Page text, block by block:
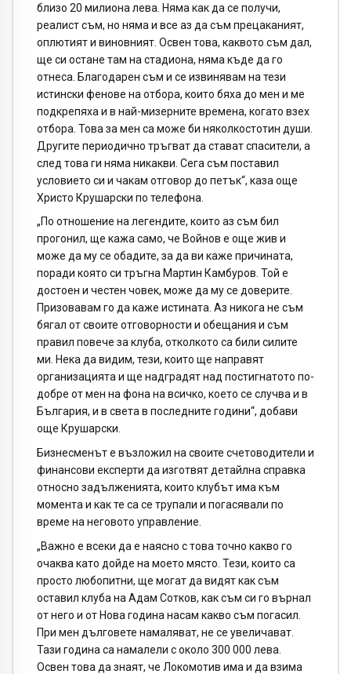
близо 20 милиона лева. Няма как да се получи,
реалист съм, но няма и все аз да съм прецаканият,
оплютият и виновният. Освен това, каквото съм дал,
ще си остане там на стадиона, няма къде да го
отнеса. Благодарен съм и се извинявам на тези
истински фенове на отбора, които бяха до мен и ме
подкрепяха и в най-мизерните времена, когато взех
отбора. Това за мен са може би няколкостотин души.
Другите периодично тръгват да стават спасители, а
след това ги няма никакви. Сега съм поставил
условието си и чакам отговор до петък“, каза още
Христо Крушарски по телефона.
„По отношение на легендите, които аз съм бил
прогонил, ще кажа само, че Войнов е още жив и
може да му се обадите, за да ви каже причината,
поради която си тръгна Мартин Камбуров. Той е
достоен и честен човек, може да му се доверите.
Призовавам го да каже истината. Аз никога не съм
бягал от своите отговорности и обещания и съм
правил повече за клуба, отколкото са били силите
ми. Нека да видим, тези, които ще направят
организацията и ще надградят над постигнатото по-
добре от мен на фона на всичко, което се случва и в
България, и в света в последните години“, добави
още Крушарски.
Бизнесменът е възложил на своите счетоводители и
финансови експерти да изготвят детайлна справка
относно задълженията, които клубът има към
момента и как те са се трупали и погасявали по
време на неговото управление.
„Важно е всеки да е наясно с това точно какво го
очаква като дойде на моето място. Тези, които са
просто любопитни, ще могат да видят как съм
оставил клуба на Адам Сотков, как съм си го върнал
от него и от Нова година насам какво съм погасил.
При мен дълговете намаляват, не се увеличават.
Тази година са намалели с около 300 000 лева.
Освен това да знаят, че Локомотив има и да взима